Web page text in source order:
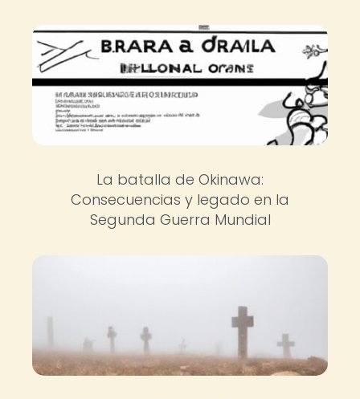
La batalla de Okinawa:
Consecuencias y legado en la
Segunda Guerra Mundial